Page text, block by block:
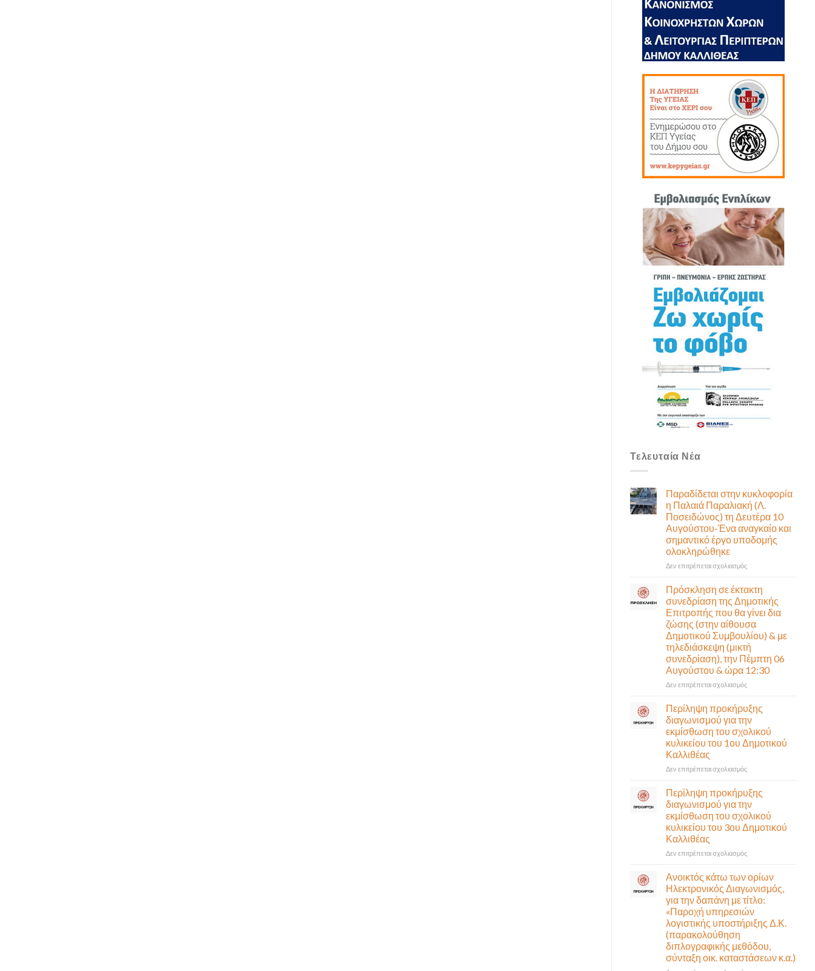
Τελευταία Νέα
Παραδίδεται στην κυκλοφορία
η Παλαιά Παραλιακή (Λ.
Ποσειδώνος) τη Δευτέρα 10
Αυγούστου-Ένα αναγκαίο και
σημαντικό έργο υποδομής
ολοκληρώθηκε
Δεν επιτρέπεται σχολιασμόςστο
κυκλοφορία
η
Παλαιά
Παραλιακή
(Λ.
Ποσειδώνος)
τη
Δευτέρα
Αυγούστου-
αναγκαίο
και
σημαντικό
έργο
υποδομής
Πρόσκληση σε έκτακτη
συνεδρίαση της Δημοτικής
Επιτροπής που θα γίνει δια
ζώσης (στην αίθουσα
Δημοτικού Συμβουλίου) & με
τηλεδιάσκεψη (μικτή
συνεδρίαση), την Πέμπτη 06
Αυγούστου & ώρα 12:30
Δεν επιτρέπεται σχολιασμόςστο
σε
έκτακτη
συνεδρίαση
της
Δημοτικής
δια
ζώσης
(στην
αίθουσα
&
τηλεδιάσκεψη
(μικτή
συνεδρίαση),
την
Πέμπτη
06
Αυγούστου
&
ώρα
Περίληψη προκήρυξης
διαγωνισμού για την
εκμίσθωση του σχολικού
κυλικείου του 1ου Δημοτικού
Καλλιθέας
Δεν επιτρέπεται σχολιασμόςστο
προκήρυξης
διαγωνισμού
για
την
εκμίσθωση
1ου
Δημοτικού
Καλλιθέας
Περίληψη προκήρυξης
διαγωνισμού για την
εκμίσθωση του σχολικού
κυλικείου του 3ου Δημοτικού
Καλλιθέας
Δεν επιτρέπεται σχολιασμόςστο
προκήρυξης
διαγωνισμού
για
την
εκμίσθωση
του
κυλικείου
του
Ανοικτός κάτω των ορίων
Ηλεκτρονικός Διαγωνισμός,
για την δαπάνη με τίτλο:
«Παροχή υπηρεσιών
λογιστικής υποστήριξης Δ.Κ.
(παρακολούθηση
διπλογραφικής μεθόδου,
σύνταξη οικ. καταστάσεων κ.α.)